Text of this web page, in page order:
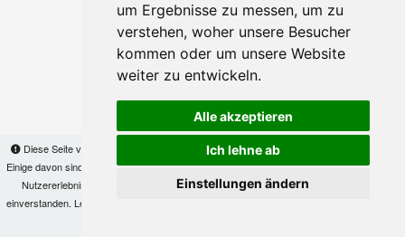
um Ergebnisse zu messen, um zu
verstehen, woher unsere Besucher
kommen oder um unsere Website
weiter zu entwickeln.
Alle akzeptieren
Ich lehne ab
Einstellungen ändern
Diese Seite verwendet Cookies, um Informationen auf Ihrem Computer zu speichern.
Einige davon sind notwendig, damit unsere Seite funktioniert, andere helfen uns dabei, das
Nutzererlebnis zu verbessern. Mit der Nutzung dieser Seite erklären Sie sich damit
einverstanden. Lesen Sie unsere